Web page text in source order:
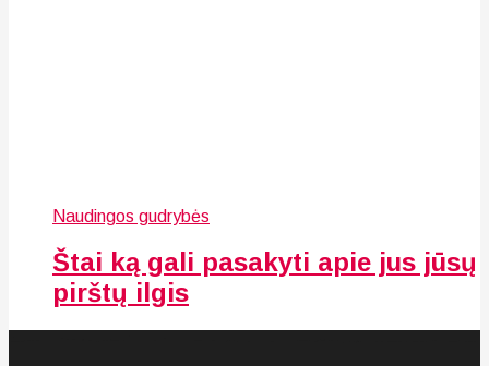
Naudingos gudrybės
Štai ką gali pasakyti apie jus jūsų
pirštų ilgis